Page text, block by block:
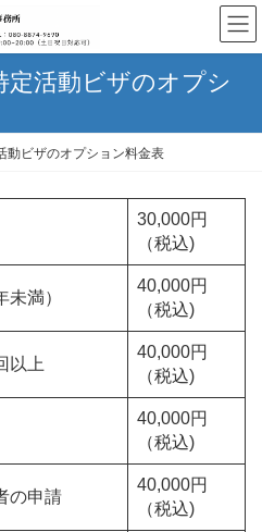
定活動ビザのオプシ
動ビザのオプション料金表
30,000円
（税込)
満）
40,000円
（税込)
以上
40,000円
（税込)
40,000円
（税込)
の申請
40,000円
（税込)